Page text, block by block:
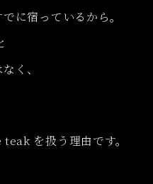
に宿っているから。
く、
を扱う理由です。